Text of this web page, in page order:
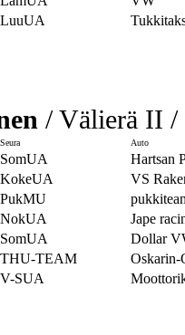
LuuUA
/ Välierä II /
Seura
Auto
SomUA Hartsan
KokeUA VS
PukMU
NokUA Jape
SomUA Dollar
THU-TEAM Oskarin-
V-SUA